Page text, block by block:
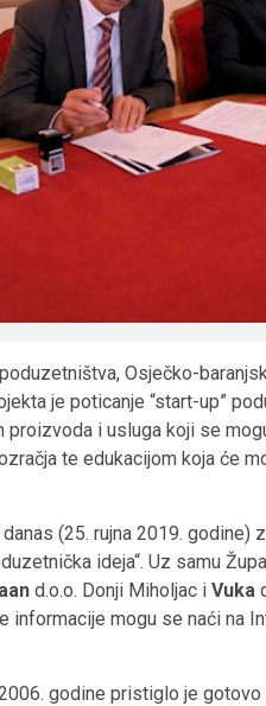
Osječko-
je poticanje “start-up”
i usluga koji se
te edukacijom koja će
(25. rujna 2019. godine)
ideja“. Uz samu
d.o.o. Donji Miholjac i Vuka
informacije mogu se naći na
godine pristiglo je gotovo